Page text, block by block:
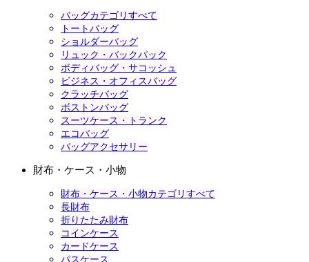
バッグカテゴリすべて
トートバッグ
ショルダーバッグ
リュック・バックパック
ボディバッグ・サコッシュ
ビジネス・オフィスバッグ
クラッチバッグ
ボストンバッグ
スーツケース・トランク
エコバッグ
バッグアクセサリー
財布・ケース・小物
財布・ケース・小物カテゴリすべて
長財布
折りたたみ財布
コインケース
カードケース
パスケース